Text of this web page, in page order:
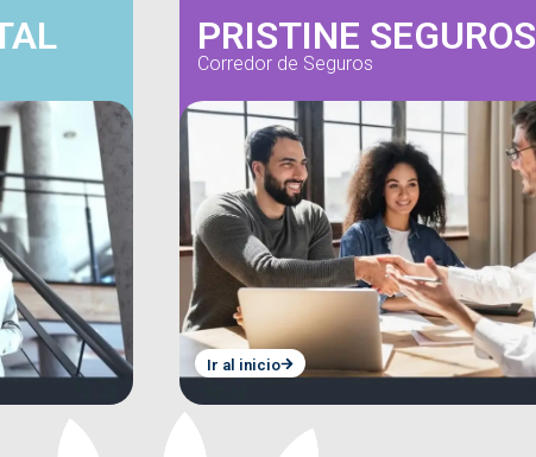
PRISTINE SEGUROS
Corredor de Seguros
Ir al inicio